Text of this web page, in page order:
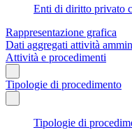
Enti di diritto privato
Rappresentazione grafica
Dati aggregati attività
Attività e procedimenti
Tipologie di procedimento
Tipologie di